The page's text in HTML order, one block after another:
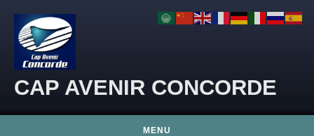
CAP AVENIR CONCORDE
MENU